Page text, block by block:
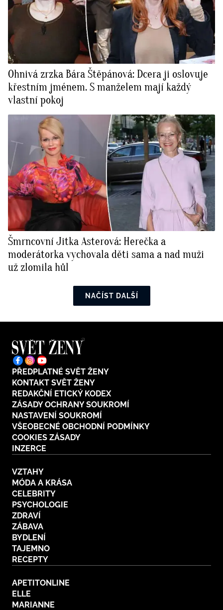
Ohnivá zrzka Bára Štěpánová: Dcera ji oslovuje
křestním jménem. S manželem mají každý
vlastní pokoj
Šmrncovní Jitka Asterová: Herečka a
moderátorka vychovala děti sama a nad muži
už zlomila hůl
NAČÍST DALŠÍ
PŘEDPLATNÉ SVĚT ŽENY
KONTAKT SVĚT ŽENY
REDAKČNÍ ETICKÝ KODEX
ZÁSADY OCHRANY SOUKROMÍ
NASTAVENÍ SOUKROMÍ
VŠEOBECNÉ OBCHODNÍ PODMÍNKY
COOKIES ZÁSADY
INZERCE
VZTAHY
MÓDA A KRÁSA
CELEBRITY
PSYCHOLOGIE
ZDRAVÍ
ZÁBAVA
BYDLENÍ
TAJEMNO
RECEPTY
APETITONLINE
ELLE
MARIANNE